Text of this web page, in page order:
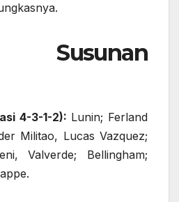
Susunan
4-3-1-2): Lunin; Ferland
Militao, Lucas Vazquez;
Valverde; Bellingham;